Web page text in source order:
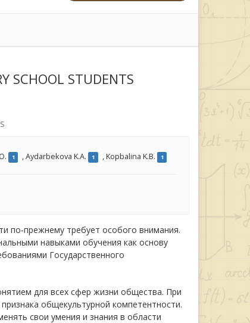
SCHOOL STUDENTS
1 ,Aydarbekova K.A. 1 ,Kopbalina K.B. 1
по-прежнему требует особого внимания.
навыками обучения как основу
Государственного
для всех сфер жизни общества. При
общекультурной компетентности.
свои умения и знания в области